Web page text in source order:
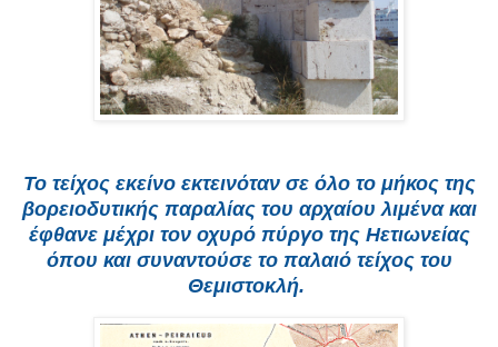
Το τείχος εκείνο εκτεινόταν σε όλο το μήκος της
βορειοδυτικής παραλίας του αρχαίου λιμένα και
έφθανε μέχρι τον οχυρό πύργο της Ηετιωνείας
όπου και συναντούσε το παλαιό τείχος του
Θεμιστοκλή.